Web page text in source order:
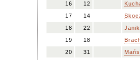
16
12
17
14
18
22
19
18
20
31